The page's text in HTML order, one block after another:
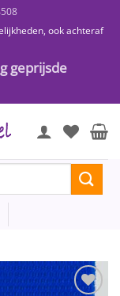
ook achteraf
geprijsde